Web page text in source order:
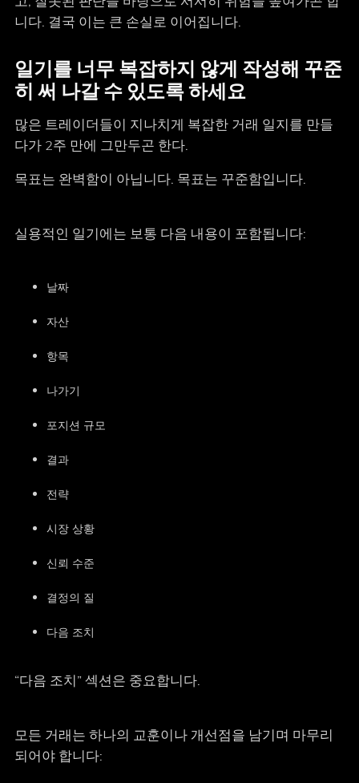
니다. 결국 이는 큰 손실로 이어집니다.
일기를 너무 복잡하지 않게 작성해 꾸준
히 써 나갈 수 있도록 하세요
많은 트레이더들이 지나치게 복잡한 거래 일지를 만들
다가 2주 만에 그만두곤 한다.
목표는 완벽함이 아닙니다. 목표는 꾸준함입니다.
실용적인 일기에는 보통 다음 내용이 포함됩니다:
날짜
자산
항목
나가기
포지션 규모
결과
전략
시장 상황
신뢰 수준
결정의 질
다음 조치
“다음 조치” 섹션은 중요합니다.
모든 거래는 하나의 교훈이나 개선점을 남기며 마무리
되어야 합니다: